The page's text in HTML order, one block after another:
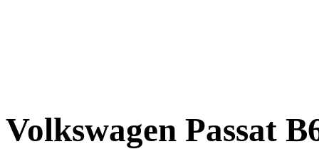
Volkswagen Passat